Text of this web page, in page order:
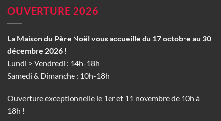
OUVERTURE 2026
La Maison du Père Noël vous accueille du 17 octobre au 30
décembre 2026 !
Lundi > Vendredi : 14h-18h
Samedi & Dimanche : 10h-18h
Ouverture exceptionnelle le 1er et 11 novembre de 10h à
18h !